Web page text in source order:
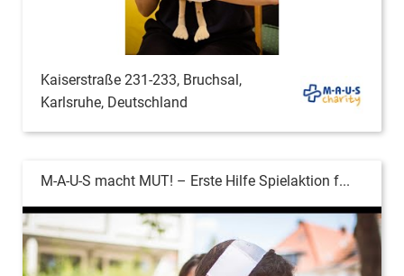
Kaiserstraße 231-233, Bruchsal,
Karlsruhe, Deutschland
M-A-U-S macht MUT! – Erste Hilfe Spielaktion f...